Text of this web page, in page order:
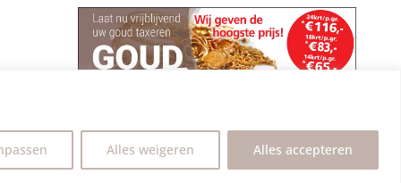
Alles weigeren Alles accepteren